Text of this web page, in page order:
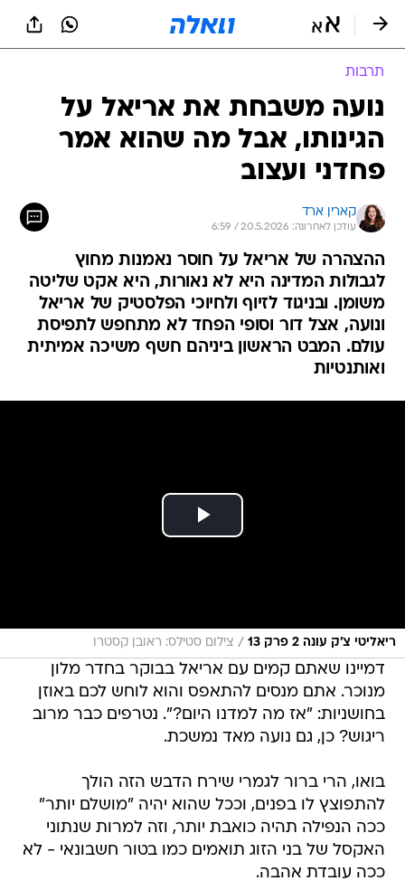
תרבות
נועה משבחת את אריאל על
הגינותו, אבל מה שהוא אמר
פחדני ועצוב
קארין ארד
עודכן לאחרונה: 20.5.2026 / 6:59
ההצהרה של אריאל על חוסר נאמנות מחוץ
לגבולות המדינה היא לא נאורות, היא אקט שליטה
משומן. ובניגוד לזיוף ולחיוכי הפלסטיק של אריאל
ונועה, אצל דור וסופי הפחד לא מתחפש לתפיסת
עולם. המבט הראשון ביניהם חשף משיכה אמיתית
ואותנטיות
ריאליטי צ'ק עונה 2 פרק 13 / צילום סטילס: ראובן קסטרו
דמיינו שאתם קמים עם אריאל בבוקר בחדר מלון
מנוכר. אתם מנסים להתאפס והוא לוחש לכם באוזן
בחושניות: "אז מה למדנו היום?". נטרפים כבר מרוב
ריגוש? כן, גם נועה מאד נמשכת.
בואו, הרי ברור לגמרי שירח הדבש הזה הולך
להתפוצץ לו בפנים, וככל שהוא יהיה "מושלם יותר"
ככה הנפילה תהיה כואבת יותר, וזה למרות שנתוני
האקסל של בני הזוג תואמים כמו בטור חשבונאי - לא
ככה עובדת אהבה.